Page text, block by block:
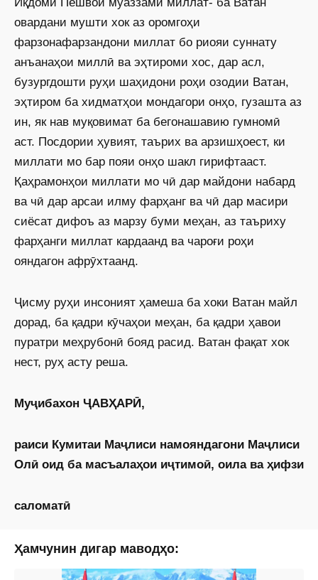
овардани мушти хок аз оромгоҳи
фарзонафарзандони миллат бо риояи суннату
анъанаҳои миллӣ ва эҳтироми хос, дар асл,
бузургдошти руҳи шаҳидони роҳи озодии Ватан,
эҳтиром ба хидматҳои мондагори онҳо, гузашта аз
ин, як нав муқовимат ба бегонашавию гумномӣ
аст. Посдории ҳувият, таърих ва арзишҳоест, ки
миллати мо бар пояи онҳо шакл гирифтааст.
Қаҳрамонҳои миллати мо чӣ дар майдони набард
ва чӣ дар арсаи илму фарҳанг ва чӣ дар масири
сиёсат дифоъ аз марзу буми меҳан, аз таъриху
фарҳанги миллат кардаанд ва чароғи роҳи
ояндагон афрӯхтаанд.
Ҷисму руҳи инсоният ҳамеша ба хоки Ватан майл
дорад, ба қадри кӯчаҳои меҳан, ба қадри ҳавои
пуратри меҳрубонӣ бояд расид. Ватан фақат хок
нест, руҳ асту реша.
Муҷибахон ҶАВҲАРӢ,
раиси Кумитаи Маҷлиси намояндагони Маҷлиси
Олӣ оид ба масъалаҳои иҷтимоӣ, оила ва ҳифзи
саломатӣ
Ҳамчунин дигар маводҳо: